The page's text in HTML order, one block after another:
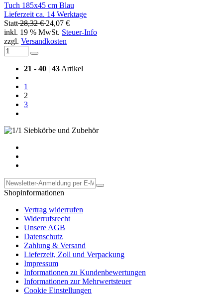
Tuch 185x45 cm Blau
Lieferzeit ca. 14 Werktage
Statt28,32 €24,07 €
inkl. 19 % MwSt. Steuer-Info
zzgl. Versandkosten
21 - 40 | 43 Artikel
1
2
3
Shopinformationen
Vertrag widerrufen
Widerrufsrecht
Unsere AGB
Datenschutz
Zahlung & Versand
Lieferzeit, Zoll und Verpackung
Impressum
Informationen zu Kundenbewertungen
Informationen zur Mehrwertsteuer
Cookie Einstellungen